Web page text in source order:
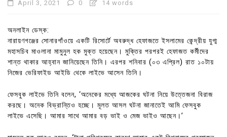
April 3, 2021 0 14 words
অনলাইন ডেস্ক:
নারায়ণগঞ্জের সোনারগাঁওয়ে একটি রিসোর্টে অবরুদ্ধ হেফাজতে ইসলামের কেন্দ্রীয় যুগ্ম
মহাসচিব মাওলানা মামুনুল হক মুক্ত হয়েছেন। মুক্তির পরপরই হেফাজত কর্মীদের
শান্ত থাকার আহ্বান জানিয়েছেন তিনি। এরপর শনিবার (০৩ এপ্রিল) রাত ১০টায়
নিজের ভেরিফাইড আইডি থেকে লাইভে আসেন তিনি।
ফেসবুক লাইভে তিনি বলেন, ‘অনেকের মধ্যে আজকের ঘটনা নিয়ে উত্তেজনা বিরাজ
করছে। অনেক বিভ্রান্তিও হচ্ছে। মূলত আসল ঘটনা জানাতেই আমি ফেসবুক
লাইভে এসেছি। আমার সাথে আমার বড় ভাই ও মেজ ভাইও আছেন।’